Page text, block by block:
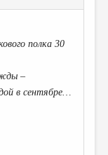
полка 30
–
в сентябре…